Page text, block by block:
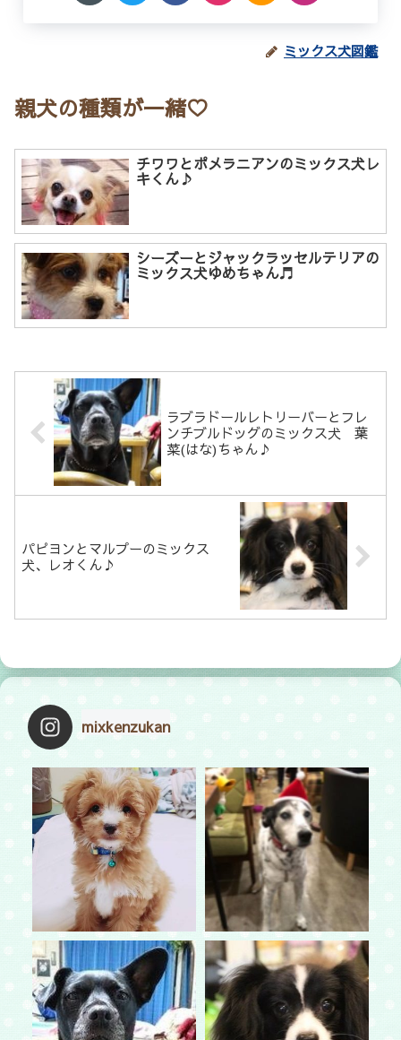
ミックス犬図鑑
親犬の種類が一緒♡
チワワとポメラニアンのミックス犬レ
キくん♪
シーズーとジャックラッセルテリアの
ミックス犬ゆめちゃん♬
ラブラドールレトリーバーとフレ
ンチブルドッグのミックス犬 葉
菜(はな)ちゃん♪
パピヨンとマルプーのミックス
犬、レオくん♪
mixkenzukan